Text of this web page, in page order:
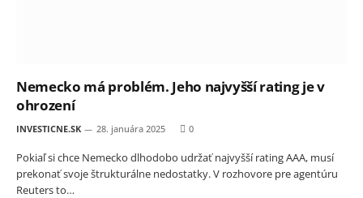
Nemecko má problém. Jeho najvyšší rating je v
ohrození
INVESTICNE.SK 28. januára 2025 0
Pokiaľ si chce Nemecko dlhodobo udržať najvyšší rating AAA, musí
prekonať svoje štrukturálne nedostatky. V rozhovore pre agentúru
Reuters to…